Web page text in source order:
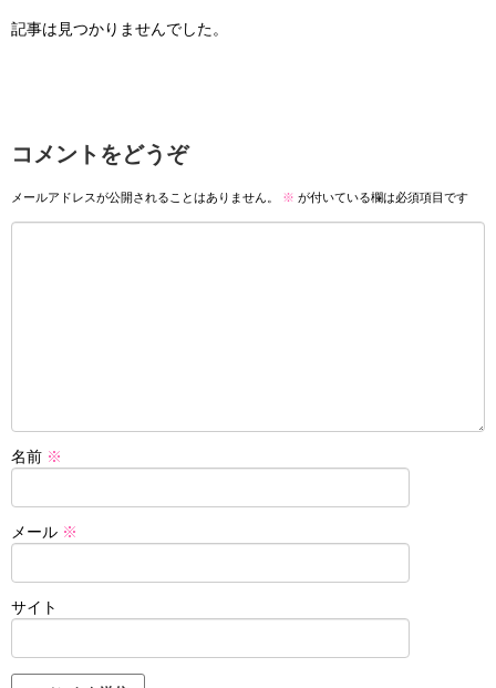
記事は見つかりませんでした。
コメントをどうぞ
メールアドレスが公開されることはありません。 ※ が付いている欄は必須項目です
名前 ※
メール ※
サイト